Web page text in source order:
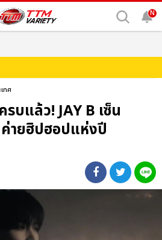
N
ทศ
บแล้ว! JAY B เซ็น
ายฮิปฮอปแห่งปี